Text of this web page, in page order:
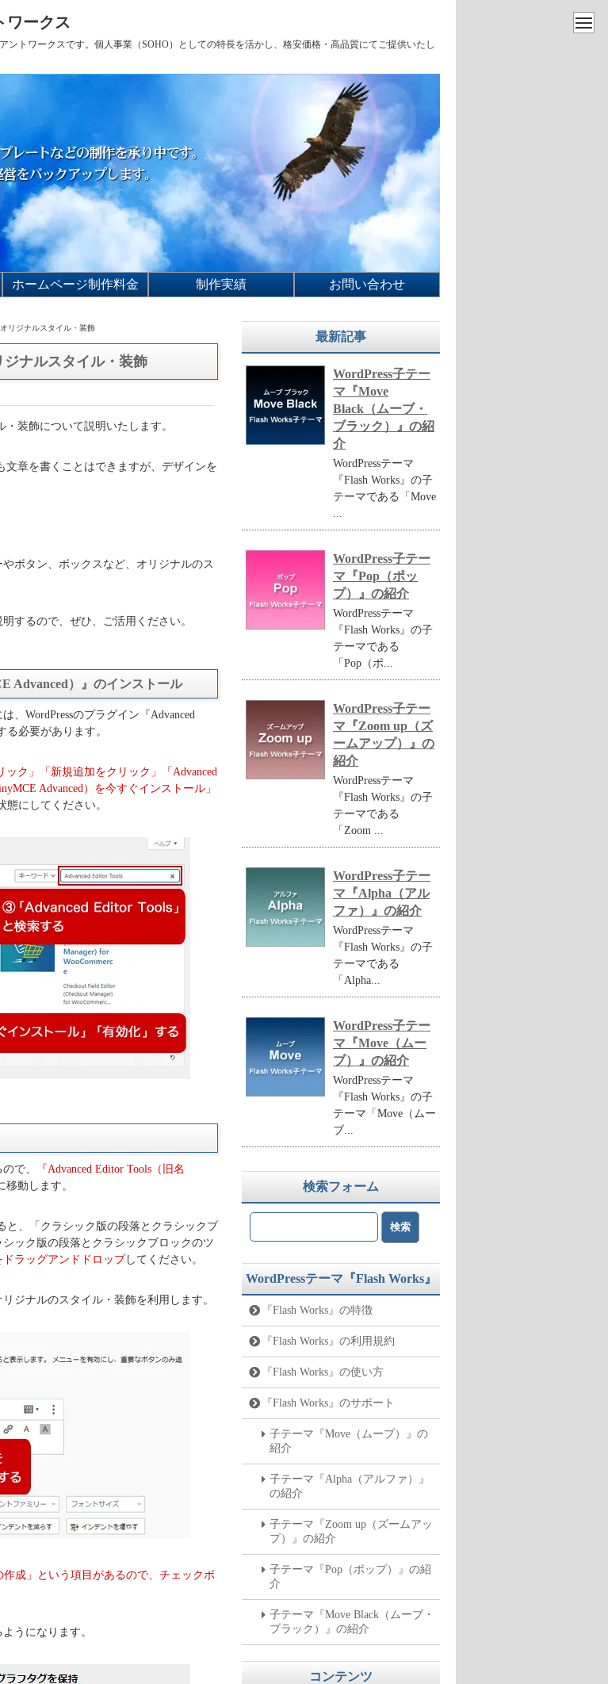
ワークス
ントワークスです。個人事業（SOHO）としての特長を活かし、格安価格・高品質にてご提供いたし
ホームページ制作料金 制作実績 お問い合わせ
オリジナルスタイル・装飾
ジナルスタイル・装飾
・装飾について説明いたします。
文章を書くことはできますが、デザインを
ボタン、ボックスなど、オリジナルのス
するので、ぜひ、ご活用ください。
Advanced）』のインストール
、WordPressのプラグイン『Advanced
る必要があります。
ック」「新規追加をクリック」「Advanced
Advanced）を今すぐインストール」
態にしてください。
で、
『Advanced Editor Tools（旧名
移動します。
と、「クラシック版の段落とクラシックブ
ック版の段落とクラシックブロックのツ
ドラッグアンドドロップしてください。
ジナルのスタイル・装飾を利用します。
作成」という項目があるので、チェックボ
うになります。
最新記事
WordPress子テー
マ『Move
Black（ムーブ・
ブラック）』の紹
介
WordPressテーマ
『Flash Works』の子
テーマである「Move
...
WordPress子テー
マ『Pop（ポッ
プ）』の紹介
WordPressテーマ
『Flash Works』の子
テーマである
「Pop（ポ...
WordPress子テー
マ『Zoom up（ズ
ームアップ）』の
紹介
WordPressテーマ
『Flash Works』の子
テーマである
「Zoom ...
WordPress子テー
マ『Alpha（アル
ファ）』の紹介
WordPressテーマ
『Flash Works』の子
テーマである
「Alpha...
WordPress子テー
マ『Move（ムー
ブ）』の紹介
WordPressテーマ
『Flash Works』の子
テーマ「Move（ムー
ブ...
検索フォーム
WordPressテーマ『Flash Works』
『Flash Works』の特徴
『Flash Works』の利用規約
『Flash Works』の使い方
『Flash Works』のサポート
子テーマ『Move（ムーブ）』の
紹介
子テーマ『Alpha（アルファ）』
の紹介
子テーマ『Zoom up（ズームアッ
プ）』の紹介
子テーマ『Pop（ポップ）』の紹
介
子テーマ『Move Black（ムーブ・
ブラック）』の紹介
コンテンツ